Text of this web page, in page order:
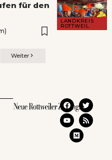
LANDKREIS
ROTTWEIL
für den
Weiter